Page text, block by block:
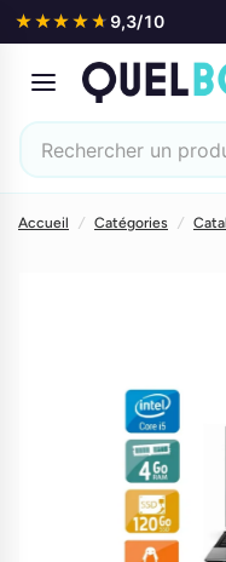
★★★★★
★★★★★ 9,3/10
Accueil / Catégories /